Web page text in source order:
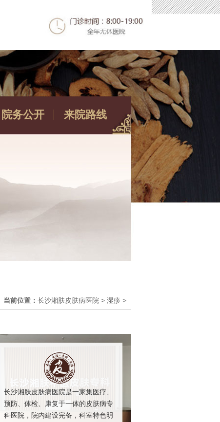
院务公开 来院路线
当前位置： 长沙湘肤皮肤病医院 > 湿疹 >
长沙湘肤皮肤病医院是一家集医疗、
预防、体检、康复于一体的皮肤病专
科医院，院内建设完备，科室特色明